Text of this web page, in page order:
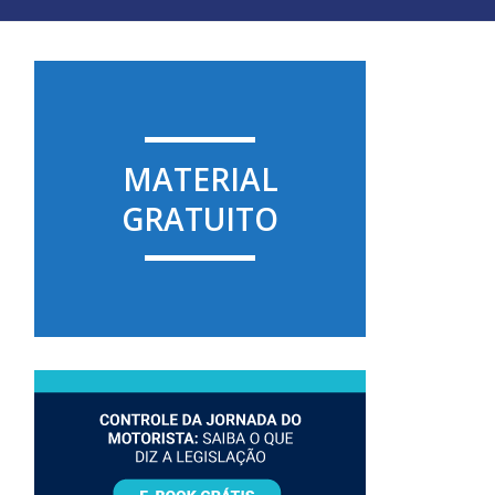
MATERIAL
GRATUITO